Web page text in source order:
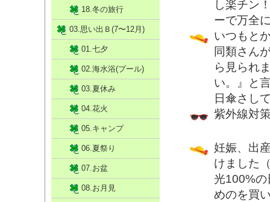
し楽チン
ーで万全
いつもと
同類さん
ら見られ
い。』と
日傘さし
紫外線対
妊娠、出
けました
光100%の
めのを買
18.冬の旅行
03.思い出Ｂ(7〜12月)
01.七夕
02.海水浴(プール)
03.夏休み
04.花火
05.キャンプ
06.夏祭り
07.お盆
08.お月見